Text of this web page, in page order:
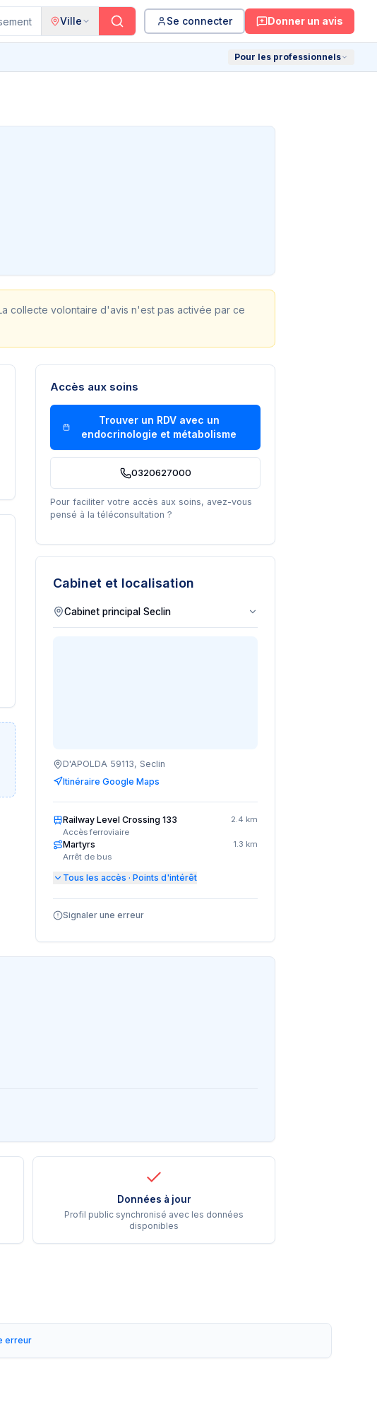
Ville Se connecter Donner un avis
Pour les professionnels
collecte volontaire d'avis n'est pas activée par ce
Accès aux soins
Trouver un RDV avec un
endocrinologie et métabolisme
0320627000
Pour faciliter votre accès aux soins, avez-vous
pensé à la téléconsultation ?
Cabinet et localisation
D'APOLDA 59113, Seclin
Itinéraire Google Maps
Railway Level Crossing 133
Accès ferroviaire
2.4 km
Martyrs
Arrêt de bus
1.3 km
Tous les accès · Points d'intérêt
Signaler une erreur
Données à jour
Profil public synchronisé avec les données
disponibles
erreur